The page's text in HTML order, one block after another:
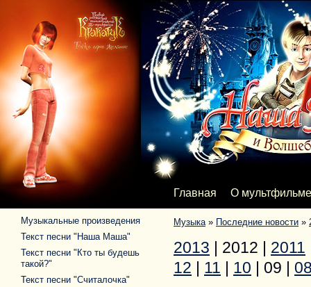
Главная О мультфильме
Музыка» Последние новости »
2013 | 2012 | 2011
12 | 11 | 10 | 09 |
Музыкальные произведения
Текст песни "Наша Маша"
Текст песни "Кто ты будешь
такой?"
Текст песни "Считалочка"